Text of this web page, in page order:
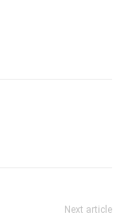
Next article